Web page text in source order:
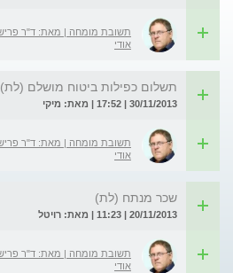
תשובת מומחה | מאת: ד"ר
אודי
תשלום כפילות ביטוח מושלם (לת)
30/11/2013 | 17:52 | מאת: מיקי
תשובת מומחה | מאת: ד"ר
אודי
שכר מנתח (לת)
20/11/2013 | 11:23 | מאת: רויטל
תשובת מומחה | מאת: ד"ר
אודי